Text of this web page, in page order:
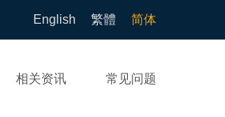
English 繁體 简体
相关资讯 常见问题